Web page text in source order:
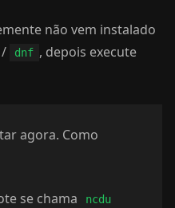
não vem instalado
/ dnf , depois execute
agora. Como
se chama ncdu